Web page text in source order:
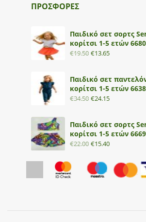
ΠΡΟΣΦΟΡΕΣ
Παιδικό σετ σορτς
κορίτσι 1-5 ετών
€19.50 €13.65
Παιδικό σετ
κορίτσι 1-5 ετών
€34.50 €24.15
Παιδικό σετ σορτς
κορίτσι 1-5 ετών
€22.00 €15.40